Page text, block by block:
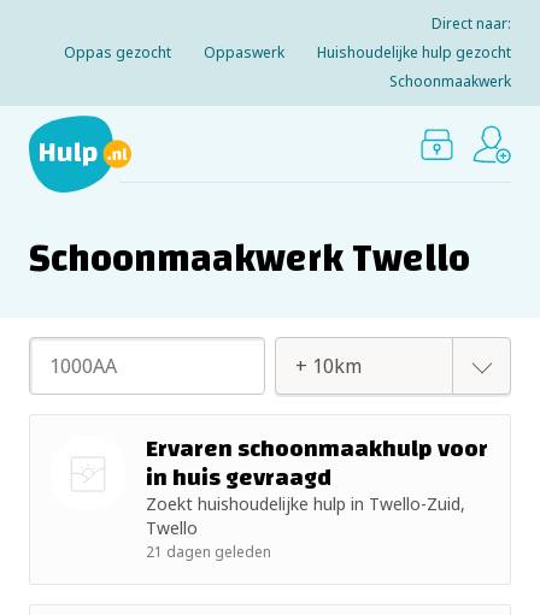
Direct naar:
Oppas gezocht
Oppaswerk
Huishoudelijke hulp gezocht
Schoonmaakwerk
Schoonmaakwerk Twello
+ 2km
+ 5km
+ 15km
Ervaren schoonmaakhulp voor
in huis gevraagd
Zoekt huishoudelijke hulp in Twello-Zuid,
Twello
21 dagen geleden